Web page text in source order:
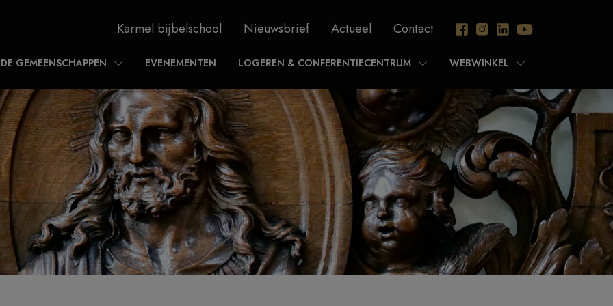
Karmel bijbelschool Nieuwsbrief Actueel Contact
DE GEMEENSCHAPPEN EVENEMENTEN LOGEREN & CONFERENTIECENTRUM WEBWINKEL